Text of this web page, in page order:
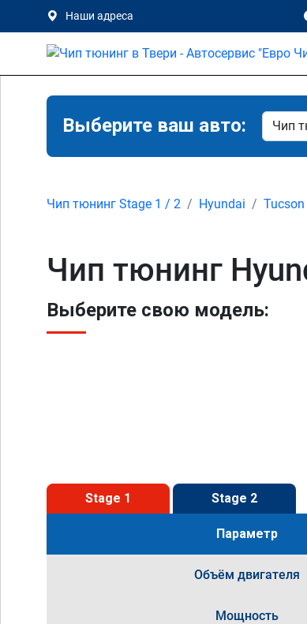
Наши адреса
Выберите ваш авто:
Чип тюнинг Stage 1 / 2 Hyundai Tucson
Чип тюнинг
Выберите свою модель:
Stage 1 Stage 2
Параметр
Объём двигателя
Мощность